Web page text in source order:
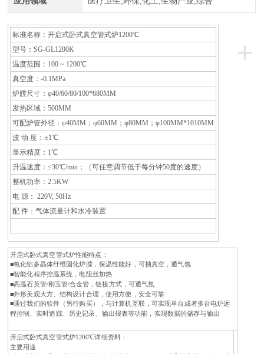
+
标准名称：开启式卧式真空管式炉1200℃
型号：SG-GL1200K
温度范围：100 ~ 1200℃
真空度：-0.1MPa
炉膛尺寸：φ40/60/80/100*680MM
发热区域：500MM
可配炉管外径：φ40MM；φ60MM；φ80MM；φ100MM*1010MM
波 动 度：±1℃
显示精度：1℃
升温速度：≤30℃/min；（可任意调节低于每分钟50度的速度）
整机功率：2.5KW
电 源： 220V, 50Hz
配 件：气体流量计和水冷装置
开启式卧式真空管式炉性能特点：
■氧化铝多晶体纤维固化炉膛，保温性能好，可抽真空，通气氛
■智能化程序控温系统，电阻丝加热
■高温石英管/刚玉管/合金管，链接方式，可通气氛
■外形美观大方、结构设计合理，使用方便，安全可靠
■通过我们的软件（另行购买），与计算机互联，可实现单台或者多台电炉远
程控制、实时追踪、历史记录、输出报表等功能，实现数据的储存与输出
开启式卧式真空管式炉1200℃详细资料：
主要用途